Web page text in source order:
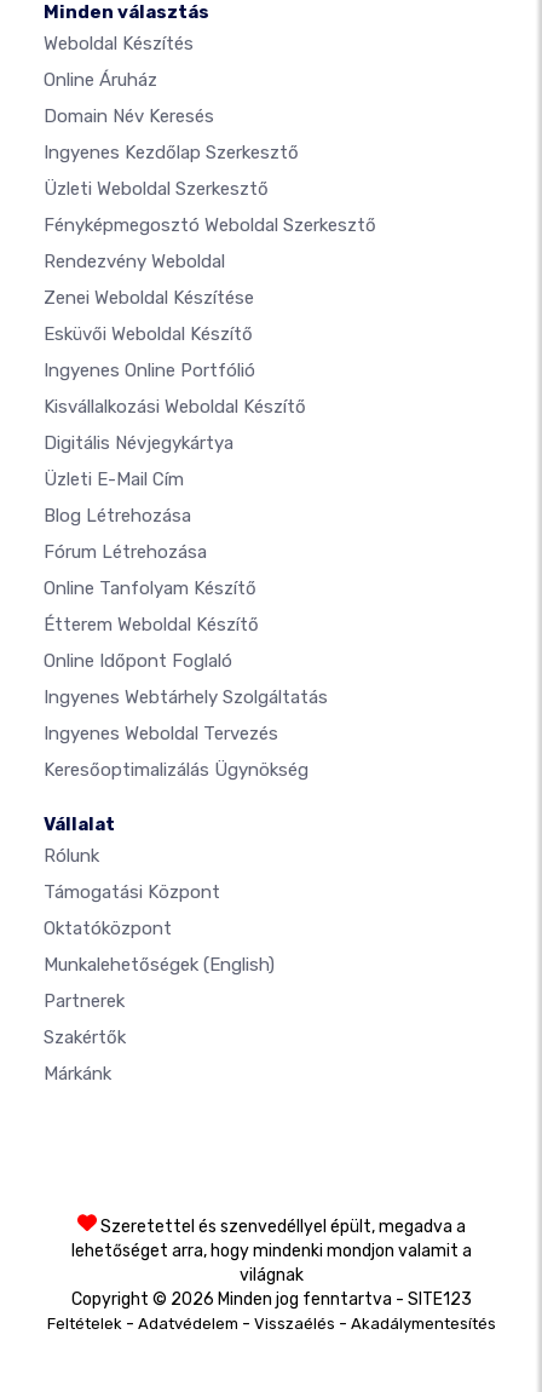
Minden választás
Weboldal Készítés
Online Áruház
Domain Név Keresés
Ingyenes Kezdőlap Szerkesztő
Üzleti Weboldal Szerkesztő
Fényképmegosztó Weboldal Szerkesztő
Rendezvény Weboldal
Zenei Weboldal Készítése
Esküvői Weboldal Készítő
Ingyenes Online Portfólió
Kisvállalkozási Weboldal Készítő
Digitális Névjegykártya
Üzleti E-Mail Cím
Blog Létrehozása
Fórum Létrehozása
Online Tanfolyam Készítő
Étterem Weboldal Készítő
Online Időpont Foglaló
Ingyenes Webtárhely Szolgáltatás
Ingyenes Weboldal Tervezés
Keresőoptimalizálás Ügynökség
Vállalat
Rólunk
Támogatási Központ
Oktatóközpont
Munkalehetőségek (English)
Partnerek
Szakértők
Márkánk
Szeretettel és szenvedéllyel épült, megadva a
lehetőséget arra, hogy mindenki mondjon valamit a
világnak
Copyright © 2026 Minden jog fenntartva - SITE123
Feltételek- Adatvédelem - Visszaélés - Akadálymentesítés